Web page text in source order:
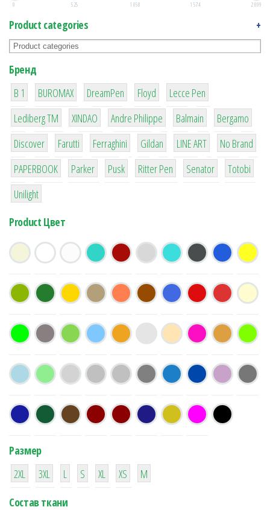
0 525 1 050 1 574 2 099
Product categories +
Бренд
B 1
1
BUROMAX
1
DreamPen
2
Floyd
2
Lecce Pen
3
Lediberg ТМ
3
XINDAO
1
Andre Philippe
4
Balmain
26
Bergamo
64
Discover
299
Farutti
4
Ferraghini
42
Gildan
4
LINE ART
90
No Brand
8
PAPERBOOK
6
Parker
2
Pusk
22
Ritter Pen
15
Senator
43
Totobi
1
Unilight
Product Цвет
Размер
38
2XL
16
3XL
42
L
42
S
42
XL XS
М
Состав ткани